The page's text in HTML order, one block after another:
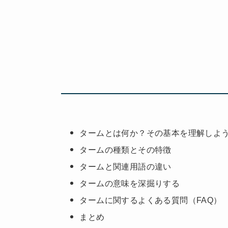
タームとは何か？その基本を理解しよ
タームの種類とその特徴
タームと関連用語の違い
タームの意味を深掘りする
タームに関するよくある質問（FAQ）
まとめ